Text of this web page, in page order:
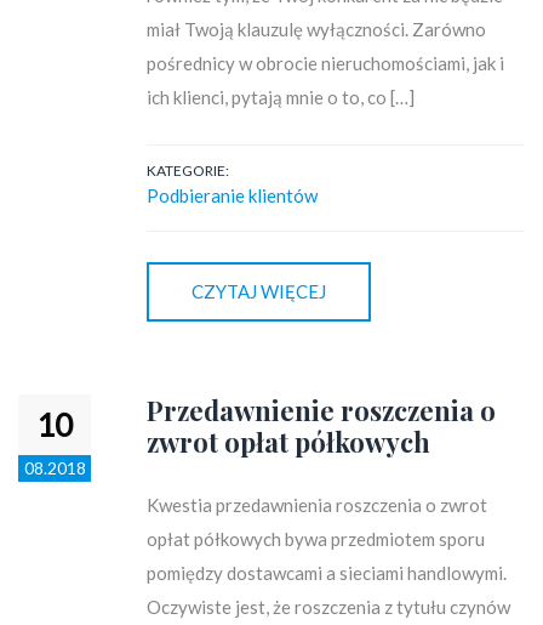
miał Twoją klauzulę wyłączności. Zarówno
pośrednicy w obrocie nieruchomościami, jak i
ich klienci, pytają mnie o to, co […]
KATEGORIE:
Podbieranie klientów
CZYTAJ WIĘCEJ
10
08.2018
Przedawnienie roszczenia o
zwrot opłat półkowych
Kwestia przedawnienia roszczenia o zwrot
opłat półkowych bywa przedmiotem sporu
pomiędzy dostawcami a sieciami handlowymi.
Oczywiste jest, że roszczenia z tytułu czynów